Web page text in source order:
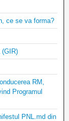
ce se va forma?
(GIR)
RM,
Programul
PNL.md din